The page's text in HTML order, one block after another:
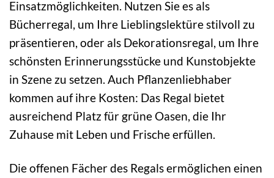
Einsatzmöglichkeiten. Nutzen Sie es als
Bücherregal, um Ihre Lieblingslektüre stilvoll zu
präsentieren, oder als Dekorationsregal, um Ihre
schönsten Erinnerungsstücke und Kunstobjekte
in Szene zu setzen. Auch Pflanzenliebhaber
kommen auf ihre Kosten: Das Regal bietet
ausreichend Platz für grüne Oasen, die Ihr
Zuhause mit Leben und Frische erfüllen.
Die offenen Fächer des Regals ermöglichen einen